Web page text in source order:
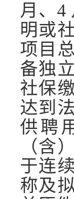
月、4
明或
项目
备独
社保
达到
供聘
（含
于连
称及